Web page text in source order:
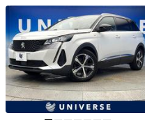
オートハイビーム ＬＥＤ
前席シートヒーター 純正
ト